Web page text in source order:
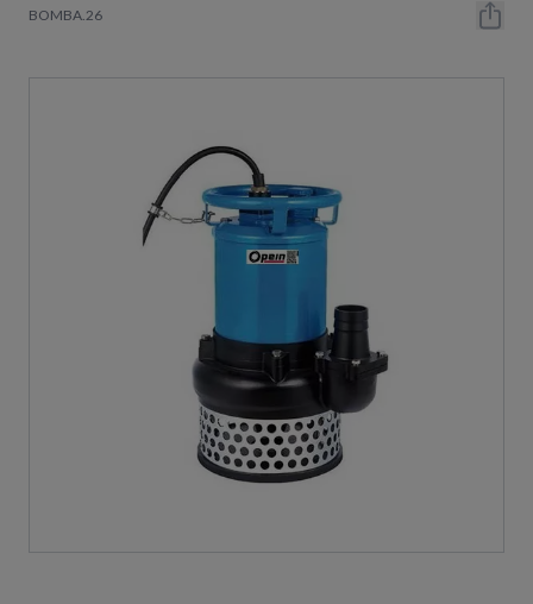
BOMBA.26